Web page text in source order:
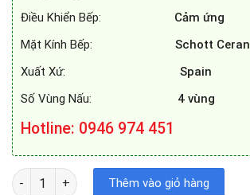
Điều Khiển Bếp: Cảm ứng
Mặt Kính Bếp: Schott Ceran
Xuất Xứ: Spain
Số Vùng Nấu: 4 vùng
Hotline: 0946 974 451
BẾP TỪ BOSCH PXX875D34E số lượng
Thêm vào giỏ hàng